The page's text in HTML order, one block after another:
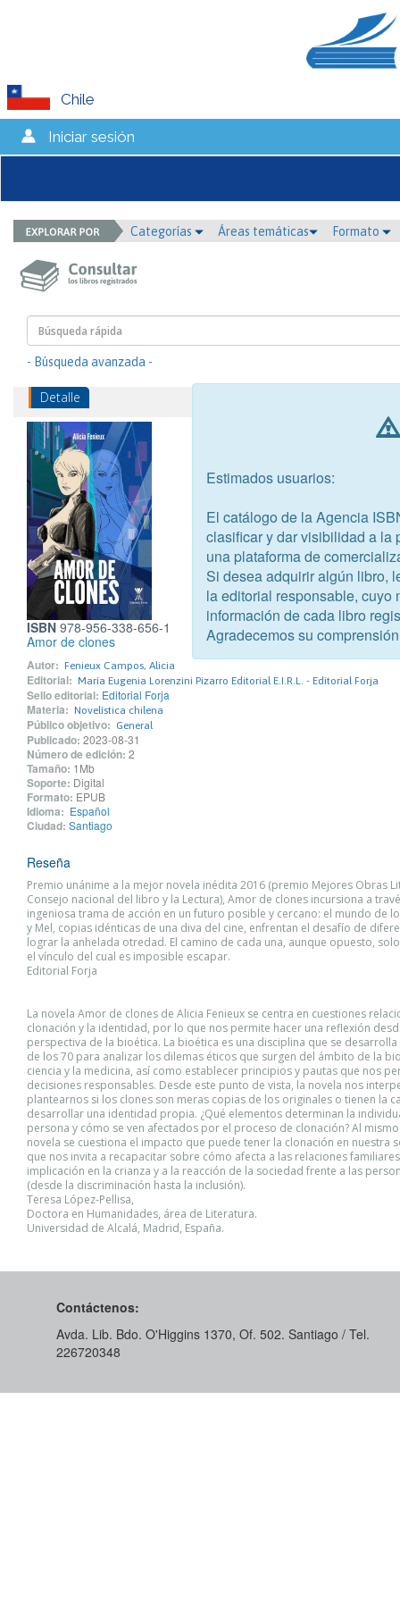
Chile
Iniciar sesión
Categorías Áreas temáticas Formato
- Búsqueda avanzada -
Detalle
ISBN 978-956-338-656-1
Amor de clones
Autor: Fenieux Campos, Alicia
Editorial: María Eugenia Lorenzini Pizarro Editorial E.I.R.L. - Editorial Forja
Sello editorial: Editorial Forja
Materia: Novelística chilena
Público objetivo: General
Publicado: 2023-08-31
Número de edición: 2
Tamaño: 1Mb
Soporte: Digital
Formato: EPUB
Idioma: Español
Ciudad: Santiago
Reseña
Premio unánime a la mejor novela inédita 2016 (premio Mejores Obras
Consejo nacional del libro y la Lectura), Amor de clones incursiona a
ingeniosa trama de acción en un futuro posible y cercano: el mundo de
y Mel, copias idénticas de una diva del cine, enfrentan el desafío de
lograr la anhelada otredad. El camino de cada una, aunque opuesto,
el vínculo del cual es imposible escapar.
Editorial Forja
La novela Amor de clones de Alicia Fenieux se centra en cuestiones
clonación y la identidad, por lo que nos permite hacer una reflexión
perspectiva de la bioética. La bioética es una disciplina que se
de los 70 para analizar los dilemas éticos que surgen del ámbito de la
ciencia y la medicina, así como establecer principios y pautas que nos
decisiones responsables. Desde este punto de vista, la novela nos
plantearnos si los clones son meras copias de los originales o tienen la
desarrollar una identidad propia. ¿Qué elementos determinan la
persona y cómo se ven afectados por el proceso de clonación? Al
novela se cuestiona el impacto que puede tener la clonación en nuestra
que nos invita a recapacitar sobre cómo afecta a las relaciones
implicación en la crianza y a la reacción de la sociedad frente a las
(desde la discriminación hasta la inclusión).
Teresa López-Pellisa,
Doctora en Humanidades, área de Literatura.
Universidad de Alcalá, Madrid, España.
Contáctenos:
Avda. Lib. Bdo. O'Higgins 1370, Of. 502. Santiago / Tel.
226720348
Estimados usuarios:
El catálogo de la Agencia
clasificar y dar visibilidad a la
una plataforma de
Si desea adquirir algún libro,
la editorial responsable, cuyo
información de cada libro
Agradecemos su